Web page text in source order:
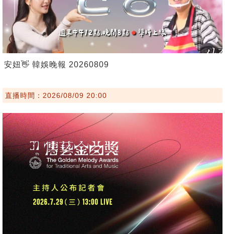
安妞👋 韓娛晚報 20260809
直播時間：2026/08/09 20:00